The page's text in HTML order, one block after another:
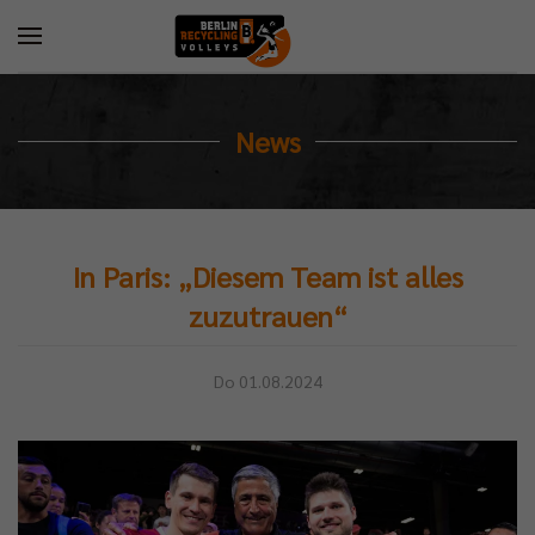
News
In Paris: „Diesem Team ist alles
zuzutrauen“
Do 01.08.2024